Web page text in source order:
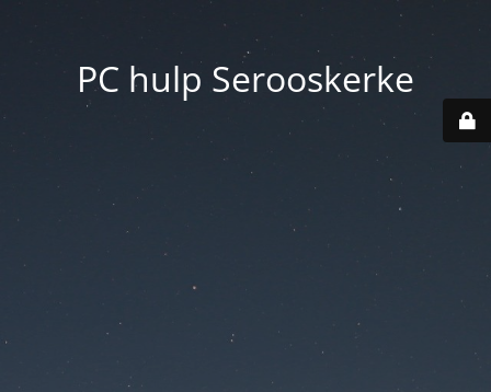
PC hulp Serooskerke